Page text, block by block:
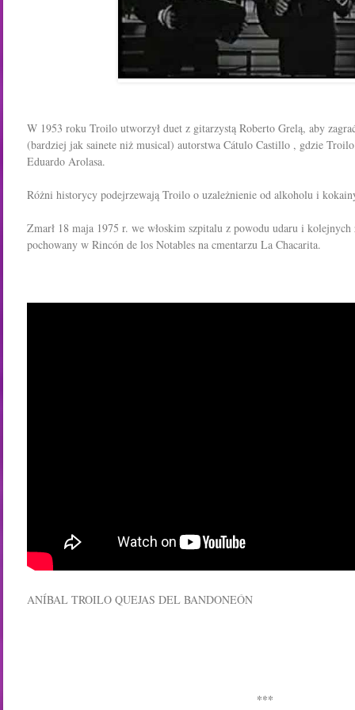
W 1953 roku Troilo utworzył duet z gitarzystą Roberto Grelą, aby
(bardziej jak sainete niż musical) autorstwa Cátulo Castillo , gdzie
Eduardo Arolasa.
Różni historycy podejrzewają Troilo o uzależnienie od alkoholu i
Zmarł 18 maja 1975 r. we włoskim szpitalu z powodu udaru i kolejnych
pochowany w Rincón de los Notables na cmentarzu La Chacarita.
ANÍBAL TROILO QUEJAS DEL BANDONEÓN
***